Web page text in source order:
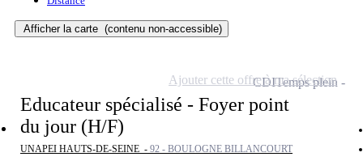
Afficher la carte (contenu non-accessible)
Educateur spécialisé - Foyer point
du jour (H/F)
UNAPEI HAUTS-DE-SEINE - 92 - BOULOGNE BILLANCOURT
CDITemps plein
Ajouter cette offre à ma sélection